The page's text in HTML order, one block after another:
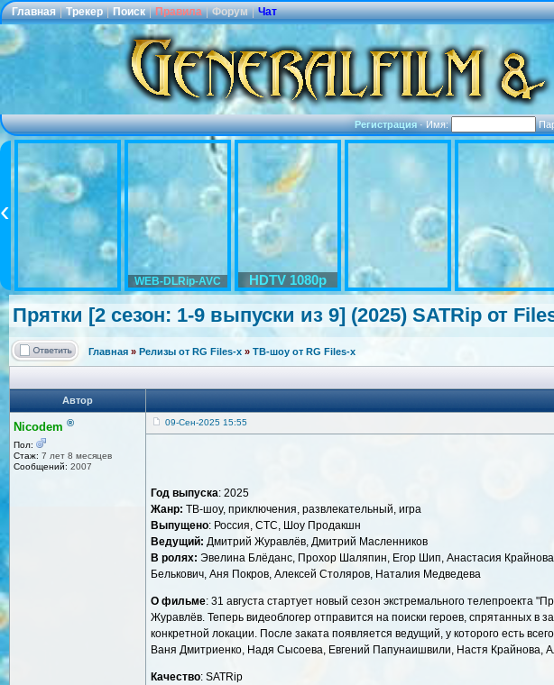
Главная | Трекер | Поиск | Правила | Форум | Чат
Регистрация·Имя:
WEB-DLRip-AVC HDTV 1080p
Прятки [2 сезон: 1-9 выпуски из 9] (2025) SATRip от
Главная » Релизы от RG Files-x » ТВ-шоу от RG Files-x
Автор
Nicodem ®
Пол:
Стаж: 7 лет 8 месяцев
Сообщений: 2007
09-Сен-2025 15:55
Год выпуска: 2025
Жанр: ТВ-шоу, приключения, развлекательный, игра
Выпущено: Россия, СТС, Шоу Продакшн
Ведущий: Дмитрий Журавлёв, Дмитрий Масленников
В ролях: Эвелина Блёданс, Прохор Шаляпин, Егор Шип, Анастасия
Белькович, Аня Покров, Алексей Столяров, Наталия Медведева
О фильме: 31 августа стартует новый сезон экстремального телепроекта
Журавлёв. Теперь видеоблогер отправится на поиски героев, спрятанных
конкретной локации. После заката появляется ведущий, у которого есть
Ваня Дмитриенко, Надя Сысоева, Евгений Папунаишвили, Настя Крайнова,
Качество: SATRip